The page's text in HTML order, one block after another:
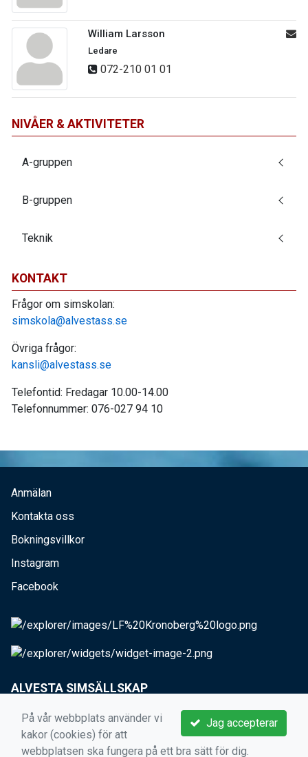
William Larsson
Ledare
072-210 01 01
NIVÅER & AKTIVITETER
A-gruppen
B-gruppen
Teknik
KONTAKT
Frågor om simskolan:
simskola@alvestass.se
Övriga frågor:
kansli@alvestass.se
Telefontid: Fredagar 10.00-14.00
Telefonnummer: 076-027 94 10
Anmälan
Kontakta oss
Bokningsvillkor
Instagram
Facebook
ALVESTA SIMSÄLLSKAP
Hjortsbergavägen 6C, 342 36 Alvesta
kansli@alvestass.se
Jag accepterar
På vår webbplats använder vi
kakor (cookies) för att
webbplatsen ska fungera på ett bra sätt för dig.